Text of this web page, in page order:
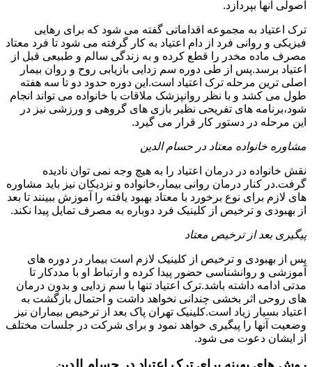
اصولی آنها بپردازد.
ترک اعتیاد به مجموعه اقداماتی گفته می شود که برای رهایی
فیزیکی و روانی فرد از دام اعتیاد به کار گرفته می شود تا فرد معتاد
مصرف ماده مخدر را قطع کرده و به زندگی سالم و طبیعی قبل از
اعتیاد برسد.پس از طی دوره سم زدایی بازیابی روح و روان بیمار
اصلی ترین مرحله ترک اعتیاد است.این دوره حدود دو تا سه هفته
طول می کشد و با نظر روانپزشک ملاقات با خانواده می تواند انجام
شود،برنامه های تفریحی نظیر بازی های گروهی و ورزشی نیز در
این مرحله در دستور کار قرار می گیرد.
مشاوره خانواده معتاد در حسام الدین
نقش خانواده در درمان اعتیاد را به هیچ وجه نمی توان نادیده
گرفت.در کنار درمان روانی بیمار،خانواده و نزدیکان نیز باید مشاوره
های لازم برای نوع برخورد با معتاد بهبود یافته را آموزش ببینند تا بعد
از بهبودی و ترخیص از کلینیک فرد دوباره به مصرف تمایل پیدا نکند.
پیگیری بعد از ترخیص معتاد
پس از بهبودی و ترخیص از کلینیک لازم است بیمار در دوره های
آموزشی و روانشناسی حضور پیدا کرده و ارتباط او با مددکار تا
مدتی ادامه داشته باشد.ترک اعتیاد تنها با سم زدایی و بدون درمان
های روحی اثر بخشی چندانی نخواهد داشت و احتمال بازگشت به
اعتیاد بسیار زیاد است.کلینیک تهران پاک بعد از ترخیص بیماران نیز
وضعیت آنها را پیگیری خواهد نمود و برای شرکت در جلسات مختلف
از ایشان دعوت می شود.